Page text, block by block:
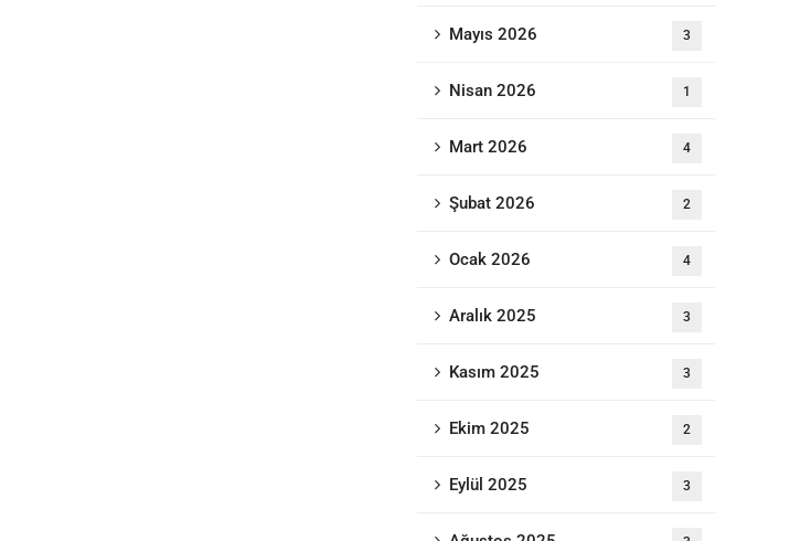
Mayıs 2026 3
Nisan 2026 1
Mart 2026 4
Şubat 2026 2
Ocak 2026 4
Aralık 2025 3
Kasım 2025 3
Ekim 2025 2
Eylül 2025 3